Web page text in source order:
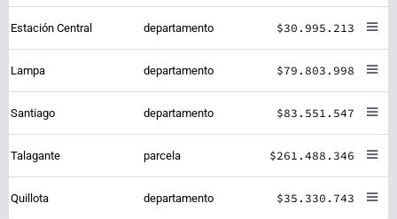
Estación Central departamento $30.995.213
Lampa departamento $79.803.998
Santiago departamento $83.551.547
Talagante parcela $261.488.346
Quillota departamento $35.330.743